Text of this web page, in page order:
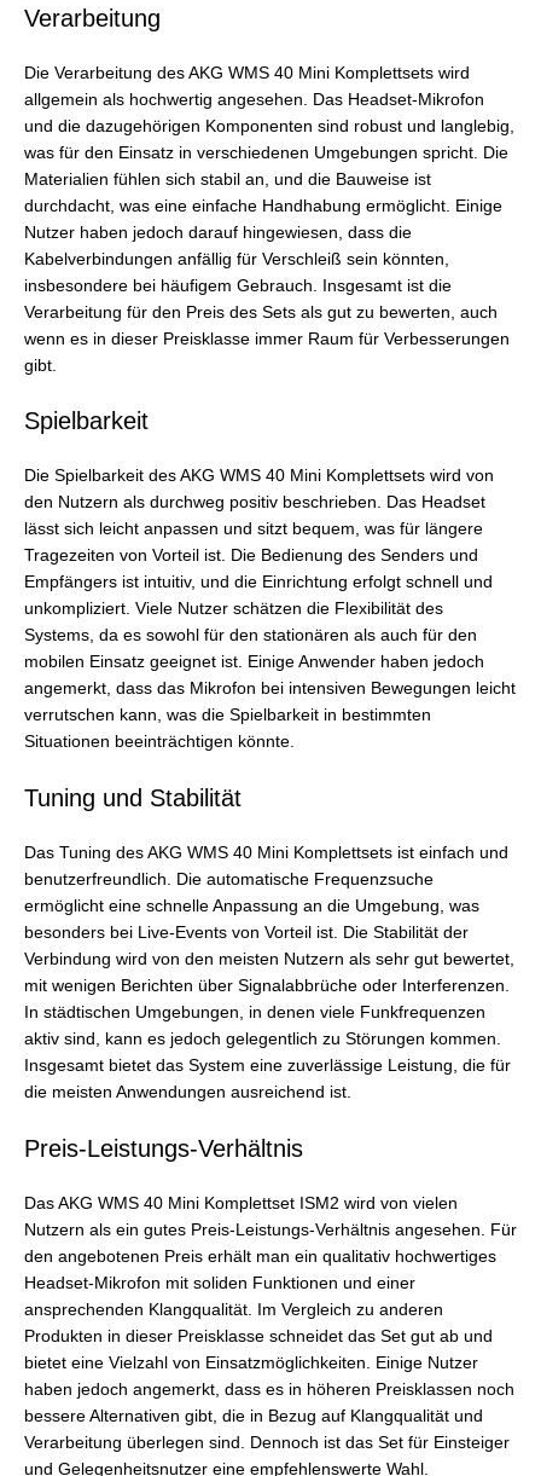
Verarbeitung
Die Verarbeitung des AKG WMS 40 Mini Komplettsets wird
allgemein als hochwertig angesehen. Das Headset-Mikrofon
und die dazugehörigen Komponenten sind robust und langlebig,
was für den Einsatz in verschiedenen Umgebungen spricht. Die
Materialien fühlen sich stabil an, und die Bauweise ist
durchdacht, was eine einfache Handhabung ermöglicht. Einige
Nutzer haben jedoch darauf hingewiesen, dass die
Kabelverbindungen anfällig für Verschleiß sein könnten,
insbesondere bei häufigem Gebrauch. Insgesamt ist die
Verarbeitung für den Preis des Sets als gut zu bewerten, auch
wenn es in dieser Preisklasse immer Raum für Verbesserungen
gibt.
Spielbarkeit
Die Spielbarkeit des AKG WMS 40 Mini Komplettsets wird von
den Nutzern als durchweg positiv beschrieben. Das Headset
lässt sich leicht anpassen und sitzt bequem, was für längere
Tragezeiten von Vorteil ist. Die Bedienung des Senders und
Empfängers ist intuitiv, und die Einrichtung erfolgt schnell und
unkompliziert. Viele Nutzer schätzen die Flexibilität des
Systems, da es sowohl für den stationären als auch für den
mobilen Einsatz geeignet ist. Einige Anwender haben jedoch
angemerkt, dass das Mikrofon bei intensiven Bewegungen leicht
verrutschen kann, was die Spielbarkeit in bestimmten
Situationen beeinträchtigen könnte.
Tuning und Stabilität
Das Tuning des AKG WMS 40 Mini Komplettsets ist einfach und
benutzerfreundlich. Die automatische Frequenzsuche
ermöglicht eine schnelle Anpassung an die Umgebung, was
besonders bei Live-Events von Vorteil ist. Die Stabilität der
Verbindung wird von den meisten Nutzern als sehr gut bewertet,
mit wenigen Berichten über Signalabbrüche oder Interferenzen.
In städtischen Umgebungen, in denen viele Funkfrequenzen
aktiv sind, kann es jedoch gelegentlich zu Störungen kommen.
Insgesamt bietet das System eine zuverlässige Leistung, die für
die meisten Anwendungen ausreichend ist.
Preis-Leistungs-Verhältnis
Das AKG WMS 40 Mini Komplettset ISM2 wird von vielen
Nutzern als ein gutes Preis-Leistungs-Verhältnis angesehen. Für
den angebotenen Preis erhält man ein qualitativ hochwertiges
Headset-Mikrofon mit soliden Funktionen und einer
ansprechenden Klangqualität. Im Vergleich zu anderen
Produkten in dieser Preisklasse schneidet das Set gut ab und
bietet eine Vielzahl von Einsatzmöglichkeiten. Einige Nutzer
haben jedoch angemerkt, dass es in höheren Preisklassen noch
bessere Alternativen gibt, die in Bezug auf Klangqualität und
Verarbeitung überlegen sind. Dennoch ist das Set für Einsteiger
und Gelegenheitsnutzer eine empfehlenswerte Wahl.